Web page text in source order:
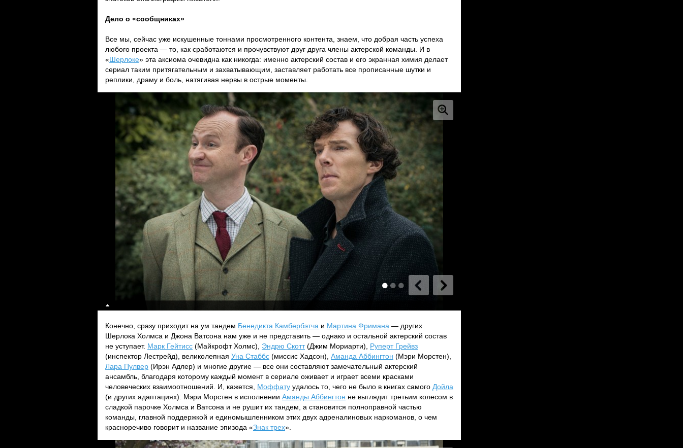
Дело о «сообщниках»
Все мы, сейчас уже искушенные тоннами просмотренного контента, знаем, что добрая часть успеха
любого проекта — то, как сработаются и прочувствуют друг друга члены актерской команды. И в
«Шерлоке» эта аксиома очевидна как никогда: именно актерский состав и его экранная химия делает
сериал таким притягательным и захватывающим, заставляет работать все прописанные шутки и
реплики, драму и боль, натягивая нервы в острые моменты.
Конечно, сразу приходит на ум тандем Бенедикта Камбербэтча и Мартина Фримана — других
Шерлока Холмса и Джона Ватсона нам уже и не представить — однако и остальной актерский состав
не уступает. Марк Гейтисс (Майкрофт Холмс), Эндрю Скотт(Джим Мориарти), Руперт Грейвз
(инспектор Лестрейд), великолепная Уна Стаббс (миссис Хадсон), Аманда Аббингтон (Мэри Морстен),
Лара Пулвер (Ирэн Адлер) и многие другие — все они составляют замечательный актерский
ансамбль, благодаря которому каждый момент в сериале оживает и играет всеми красками
человеческих взаимоотношений. И, кажется, Моффату удалось то, чего не было в книгах самого Дойла
(и других адаптациях): Мэри Морстен в исполнении Аманды Аббингтон не выглядит третьим колесом в
сладкой парочке Холмса и Ватсона и не рушит их тандем, а становится полноправной частью
команды, главной поддержкой и единомышленником этих двух адреналиновых наркоманов, о чем
красноречиво говорит и название эпизода «Знак трех».